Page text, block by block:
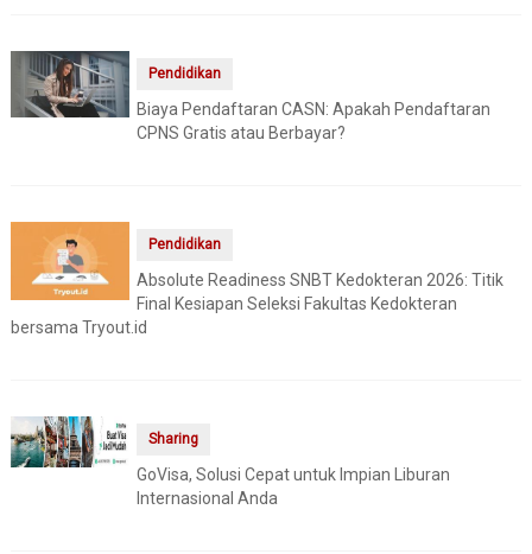
Pendidikan
Biaya Pendaftaran CASN: Apakah Pendaftaran
CPNS Gratis atau Berbayar?
Pendidikan
Absolute Readiness SNBT Kedokteran 2026: Titik
Final Kesiapan Seleksi Fakultas Kedokteran
bersama Tryout.id
Sharing
GoVisa, Solusi Cepat untuk Impian Liburan
Internasional Anda